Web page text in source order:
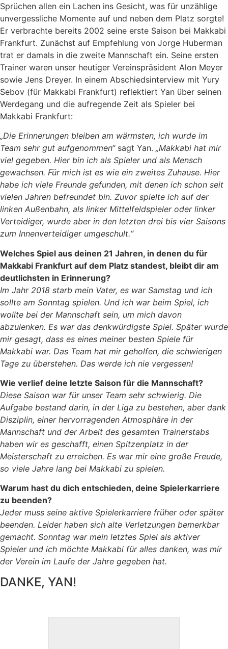
Sprüchen allen ein Lachen ins Gesicht, was für unzählige
unvergessliche Momente auf und neben dem Platz sorgte!
Er verbrachte bereits 2002 seine erste Saison bei Makkabi
Frankfurt. Zunächst auf Empfehlung von Jorge Huberman
trat er damals in die zweite Mannschaft ein. Seine ersten
Trainer waren unser heutiger Vereinspräsident Alon Meyer
sowie Jens Dreyer. In einem Abschiedsinterview mit Yury
Sebov (für Makkabi Frankfurt) reflektiert Yan über seinen
Werdegang und die aufregende Zeit als Spieler bei
Makkabi Frankfurt:
„Die Erinnerungen bleiben am wärmsten, ich wurde im
Team sehr gut aufgenommen“sagt Yan. „Makkabi hat mir
viel gegeben. Hier bin ich als Spieler und als Mensch
gewachsen. Für mich ist es wie ein zweites Zuhause. Hier
habe ich viele Freunde gefunden, mit denen ich schon seit
vielen Jahren befreundet bin. Zuvor spielte ich auf der
linken Außenbahn, als linker Mittelfeldspieler oder linker
Verteidiger, wurde aber in den letzten drei bis vier Saisons
zum Innenverteidiger umgeschult.“
Welches Spiel aus deinen 21 Jahren, in denen du für
Makkabi Frankfurt auf dem Platz standest, bleibt dir am
deutlichsten in Erinnerung?
Im Jahr 2018 starb mein Vater, es war Samstag und ich
sollte am Sonntag spielen. Und ich war beim Spiel, ich
wollte bei der Mannschaft sein, um mich davon
abzulenken. Es war das denkwürdigste Spiel. Später wurde
mir gesagt, dass es eines meiner besten Spiele für
Makkabi war. Das Team hat mir geholfen, die schwierigen
Tage zu überstehen. Das werde ich nie vergessen!
Wie verlief deine letzte Saison für die Mannschaft?
Diese Saison war für unser Team sehr schwierig. Die
Aufgabe bestand darin, in der Liga zu bestehen, aber dank
Disziplin, einer hervorragenden Atmosphäre in der
Mannschaft und der Arbeit des gesamten Trainerstabs
haben wir es geschafft, einen Spitzenplatz in der
Meisterschaft zu erreichen. Es war mir eine große Freude,
so viele Jahre lang bei Makkabi zu spielen.
Warum hast du dich entschieden, deine Spielerkarriere
zu beenden?
Jeder muss seine aktive Spielerkarriere früher oder später
beenden. Leider haben sich alte Verletzungen bemerkbar
gemacht. Sonntag war mein letztes Spiel als aktiver
Spieler und ich möchte Makkabi für alles danken, was mir
der Verein im Laufe der Jahre gegeben hat.
DANKE, YAN!